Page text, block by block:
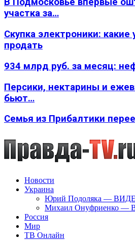
участка за…
Скупка электроники:
продать
934 млрд руб. за месяц:
Персики, нектарины и
бьют…
Семья из Прибалтики
Новости
Украина
Юрий Подоляка —
Михаил Онуфриенко —
Россия
Мир
ТВ Онлайн